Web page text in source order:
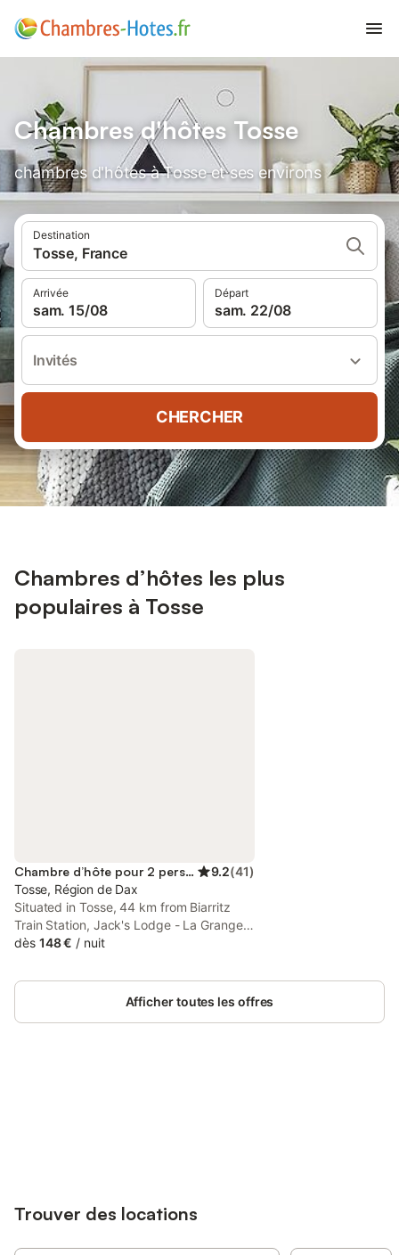
Chambres d'hôtes Tosse
chambres d'hôtes à Tosse et ses environs
Destination
Tosse, France
Arrivée
sam. 15/08
Départ
sam. 22/08
Invités
CHERCHER
Chambres d’hôtes les plus
populaires à Tosse
Chambre d’hôte pour 2 personnes 9.2(41)
Tosse, Région de Dax
Situated in Tosse, 44 km from Biarritz
Train Station, Jack's Lodge - La Grange
provides accommodation with a solarium.
views, and is 29 km from Dax Train
dès 148 € / nuit
Afficher toutes les offres
Trouver des locations